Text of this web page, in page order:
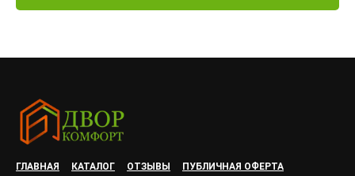
ГЛАВНАЯ КАТАЛОГ ОТЗЫВЫ ПУБЛИЧНАЯ ОФЕРТА